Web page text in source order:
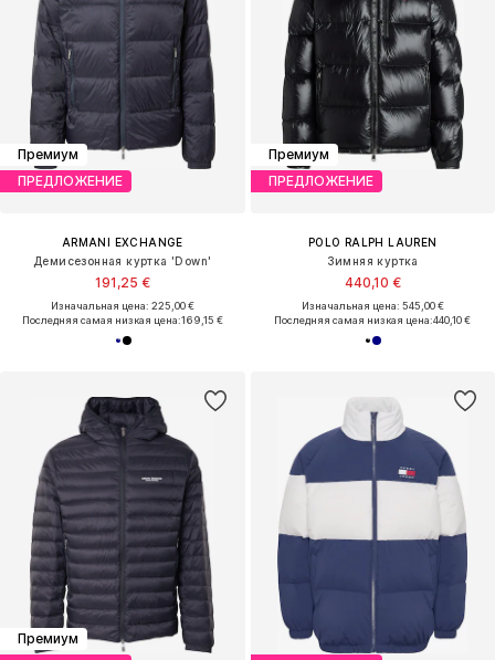
Премиум
ПРЕДЛОЖЕНИЕ
ARMANI EXCHANGE
Демисезонная куртка 'Down'
191,25 €
Изначальная цена: 225,00 €
Последняя самая низкая цена:169,15 €
Премиум
ПРЕДЛОЖЕНИЕ
POLO RALPH LAUREN
Зимняя куртка
440,10 €
Изначальная цена: 545,00 €
Последняя самая низкая цена:440,10 €
Премиум